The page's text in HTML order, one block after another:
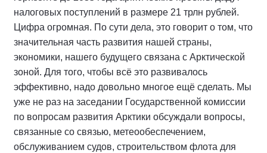
налоговых поступлений в размере 21 трлн рублей.
Цифра огромная. По сути дела, это говорит о том, что
значительная часть развития нашей страны,
экономики, нашего будущего связана с Арктической
зоной. Для того, чтобы всё это развивалось
эффективно, надо довольно многое ещё сделать. Мы
уже не раз на заседании Государственной комиссии
по вопросам развития Арктики обсуждали вопросы,
связанные со связью, метеообеспечением,
обслуживанием судов, строительством флота для